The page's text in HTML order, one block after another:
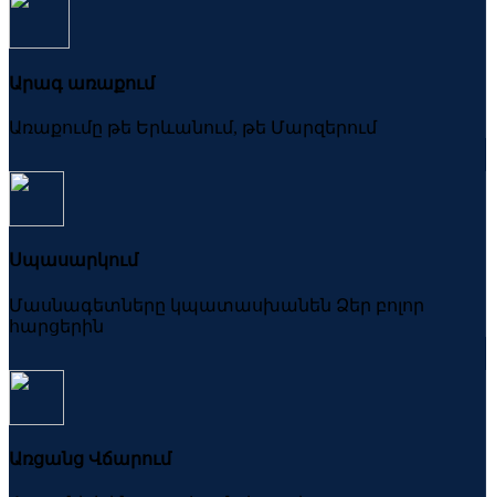
Արագ առաքում
Առաքումը թե Երևանում, թե Մարզերում
Սպասարկում
Մասնագետները կպատասխանեն Ձեր բոլոր
հարցերին
Առցանց Վճարում